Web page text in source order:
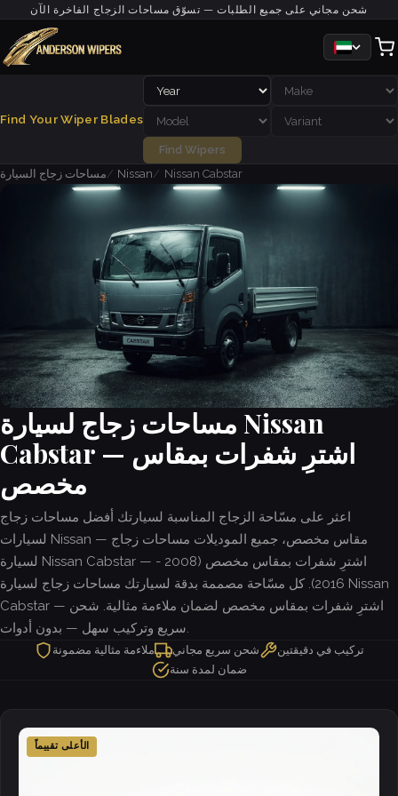
شحن مجاني على جميع الطلبات — تسوّق مساحات الزجاج الفاخرة الآن
Find Your Wiper Blades
Find Wipers
مساحات زجاج السيارة
Nissan Nissan Cabstar
مساحات زجاج لسيارة Nissan
Cabstar — اشترِ شفرات بمقاس
مخصص
اعثر على مسّاحة الزجاج المناسبة لسيارتك أفضل مساحات زجاج
لسيارات Nissan — مقاس مخصص، جميع الموديلات مساحات زجاج
لسيارة Nissan Cabstar — اشترِ شفرات بمقاس مخصص (2008 -
2016). كل مسّاحة مصممة بدقة لسيارتك مساحات زجاج لسيارة Nissan
Cabstar — اشترِ شفرات بمقاس مخصص لضمان ملاءمة مثالية. شحن
سريع وتركيب سهل — بدون أدوات.
ملاءمة مثالية مضمونة شحن سريع مجاني
تركيب في دقيقتين
ضمان لمدة سنة
الأعلى تقييماً